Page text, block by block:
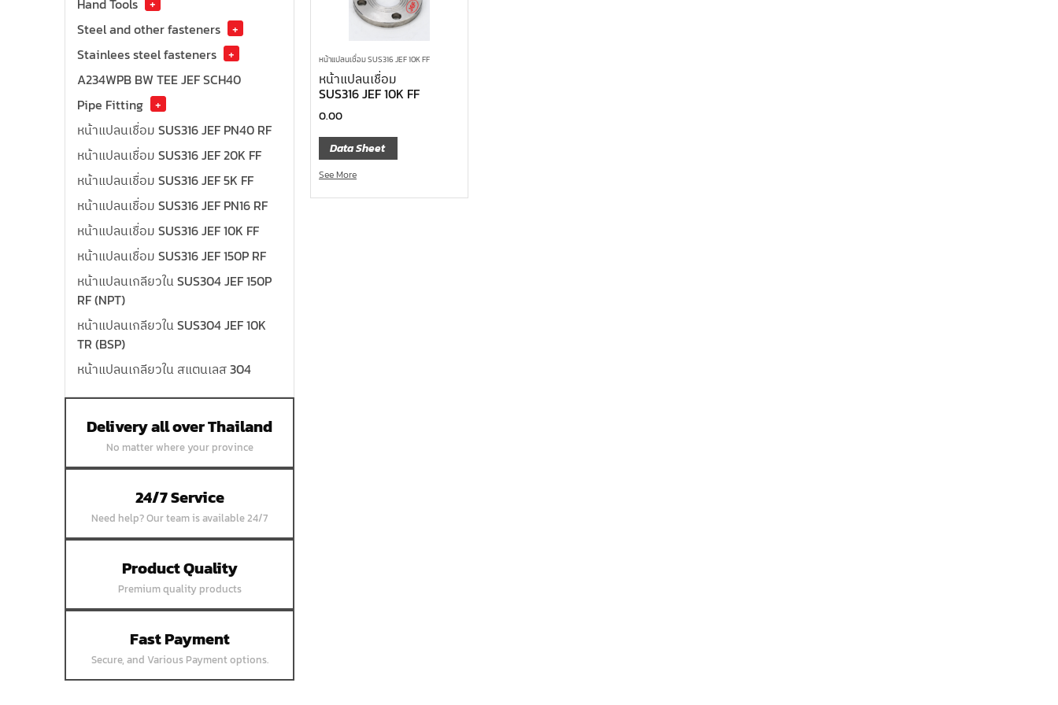
Hand Tools
+
Steel and other fasteners
+
Stainlees steel fasteners
+
A234WPB BW TEE JEF SCH40
Pipe Fitting
+
หน้าแปลนเชื่อม SUS316 JEF PN40 RF
หน้าแปลนเชื่อม SUS316 JEF 20K FF
หน้าแปลนเชื่อม SUS316 JEF 5K FF
หน้าแปลนเชื่อม SUS316 JEF PN16 RF
หน้าแปลนเชื่อม SUS316 JEF 10K FF
หน้าแปลนเชื่อม SUS316 JEF 150P RF
หน้าแปลนเกลียวใน SUS304 JEF 150P
RF (NPT)
หน้าแปลนเกลียวใน SUS304 JEF 10K
TR (BSP)
หน้าแปลนเกลียวใน สแตนเลส 304
หน้าแปลนบอดสแตนเลส 304
หน้าแปลนเชื่อมสแตนเลส 304
หน้าแปลนเหล็กเกลียวใน
หน้าแปลนเหล็กคอสูง
หน้าแปลนเชื่อมเหล็กสลิปออน
หน้าแปลนเชื่อมเหล็กบอด
หน้าแปลนเชื่อมบอด SUS304 JEF 300P
หน้าแปลนเชื่อมบอด SUS304 JEF PN40
RF
หน้าแปลนเชื่อมบอด SUS304 JEF PN16
หน้าแปลนเชื่อมบอด SUS304 JEF PN10
Delivery all over Thailand
No matter where your province
24/7 Service
Need help? Our team is available 24/7
Product Quality
Premium quality products
Fast Payment
Secure, and Various Payment options.
หน้าแปลนเชื่อม SUS316 JEF 10K FF
หน้าแปลนเชื่อม
SUS316 JEF 10K FF
0.00
Data Sheet
See More